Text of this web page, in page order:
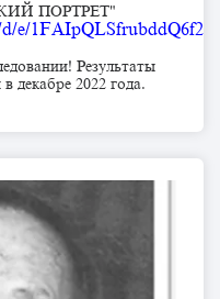
ПОРТРЕТ"
d/e/
Результаты
декабре 2022 года.